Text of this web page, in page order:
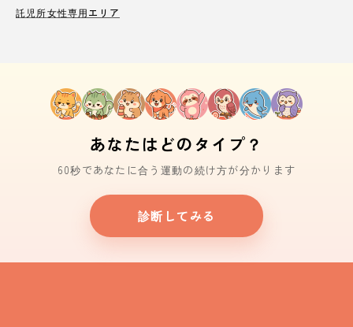
託児所女性専用エリア
あなたはどのタイプ？
60秒であなたに合う運動の続け方が分かります
診断してみる